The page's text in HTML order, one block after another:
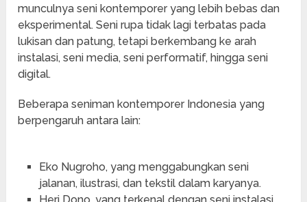
munculnya seni kontemporer yang lebih bebas dan
eksperimental. Seni rupa tidak lagi terbatas pada
lukisan dan patung, tetapi berkembang ke arah
instalasi, seni media, seni performatif, hingga seni
digital.
Beberapa seniman kontemporer Indonesia yang
berpengaruh antara lain:
Eko Nugroho, yang menggabungkan seni
jalanan, ilustrasi, dan tekstil dalam karyanya.